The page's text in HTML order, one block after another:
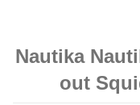
Nautika
out